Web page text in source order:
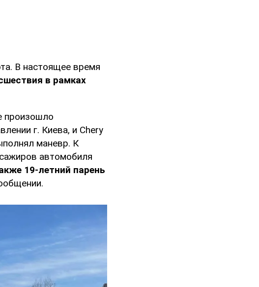
В настоящее время
в рамках
произошло
г. Киева, и Chery
маневр. К
автомобиля
19-летний парень